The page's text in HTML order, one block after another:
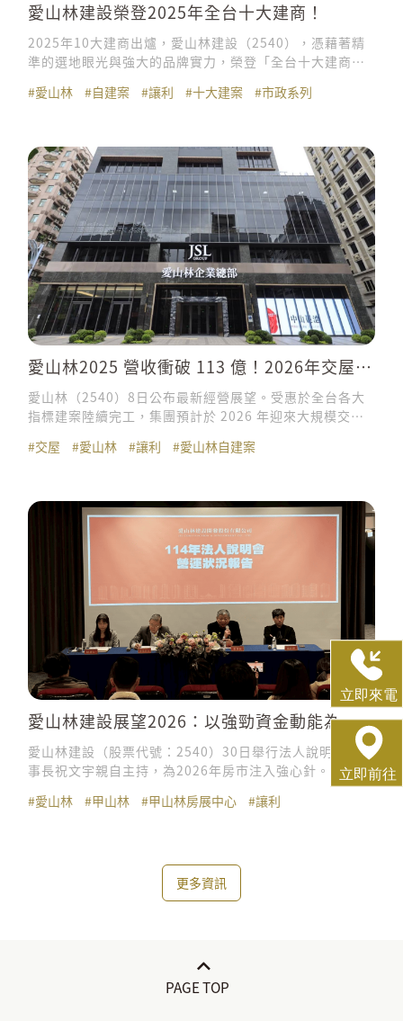
愛山林建設榮登2025年全台十大建商！
2025年10大建商出爐，愛山林建設（2540），憑藉著精
準的選地眼光與強大的品牌實力，榮登「全台十大建商」
#愛山林 #自建案 #讓利 #十大建案 #市政系列
愛山林2025 營收衝破 113 億！2026年交屋量
達240億元
愛山林（2540）8日公布最新經營展望。受惠於全台各大
指標建案陸續完工，集團預計於 2026 年迎來大規模交屋
#交屋 #愛山林 #讓利 #愛山林自建案
愛山林建設展望2026：以強勁資金動能為後
盾，「讓利」策略回饋購屋族
愛山林建設（股票代號：2540）30日舉行法人說明會，董
事長祝文宇親自主持，為2026年房市注入強心針。祝文宇
董事長指出，台灣當前資金動能較過往「錢淹腳目」時期
更為深厚，隨政策環境趨於穩健，愛山林將主動啟動「策
#愛山林 #甲山林 #甲山林房展中心 #讓利
更多資訊